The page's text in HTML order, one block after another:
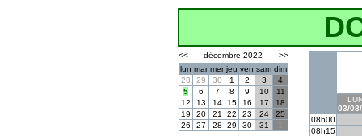
<< décembre 2022
>>
lun mar mer jeu ven sam dim
28
29 30 1 2 3
4
5
6 7 8 9 10
11
12
13 14 15 16 17
18
19
20 21 22 23 24
25
26
27 28 29 30 31
03/
08h00
08h15